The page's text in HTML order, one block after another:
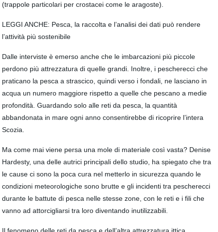
(trappole particolari per crostacei come le aragoste).
LEGGI ANCHE: Pesca, la raccolta e l’analisi dei dati può rendere
l’attività più sostenibile
Dalle interviste è emerso anche che le imbarcazioni più piccole
perdono più attrezzatura di quelle grandi. Inoltre, i pescherecci che
praticano la pesca a strascico, quindi verso i fondali, ne lasciano in
acqua un numero maggiore rispetto a quelle che pescano a medie
profondità. Guardando solo alle reti da pesca, la quantità
abbandonata in mare ogni anno consentirebbe di ricoprire l’intera
Scozia.
Ma come mai viene persa una mole di materiale così vasta? Denise
Hardesty, una delle autrici principali dello studio, ha spiegato che tra
le cause ci sono la poca cura nel metterlo in sicurezza quando le
condizioni meteorologiche sono brutte e gli incidenti tra pescherecci
durante le battute di pesca nelle stesse zone, con le reti e i fili che
vanno ad attorcigliarsi tra loro diventando inutilizzabili.